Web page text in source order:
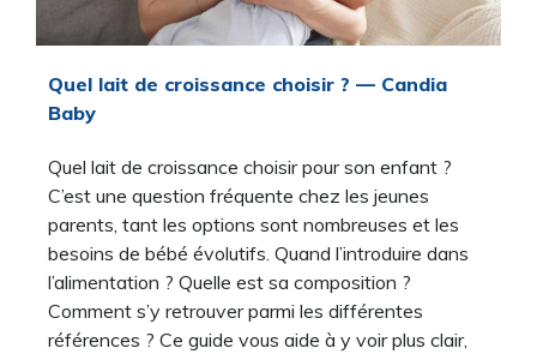
Quel lait de croissance choisir​​ ? — Candia
Baby
Quel lait de croissance choisir pour son enfant ?
C’est une question fréquente chez les jeunes
parents, tant les options sont nombreuses et les
besoins de bébé évolutifs. Quand l’introduire dans
l’alimentation ? Quelle est sa composition ?
Comment s’y retrouver parmi les différentes
références ? Ce guide vous aide à y voir plus clair,